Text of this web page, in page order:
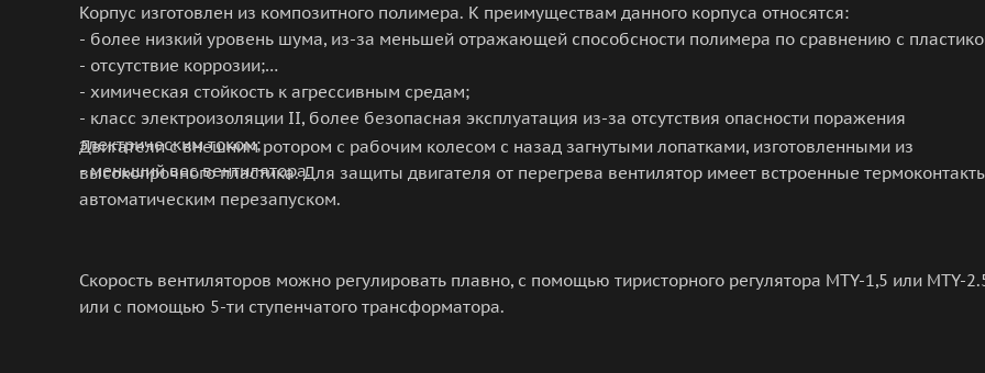
Корпус изготовлен из композитного полимера. К преимуществам данного корпуса относятся:
- более низкий уровень шума, из-за меньшей отражающей способсности полимера по сравнению с
- отсутствие коррозии;
- химическая стойкость к агрессивным средам;
- класс электроизоляции II, более безопасная эксплуатация из-за отсутствия опасности поражения
электрическим током;
- меньший вес вентилятора.
Двигатели с внешним ротором с рабочим колесом с назад загнутыми лопатками, изготовленными из
высокопрочного пластика. Для защиты двигателя от перегрева вентилятор имеет встроенные
автоматическим перезапуском.
Скорость вентиляторов можно регулировать плавно, с помощью тиристорного регулятора MTY-1,5 или MTY-
или с помощью 5-ти ступенчатого трансформатора.